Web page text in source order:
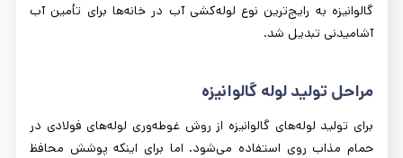
گالوانیزه به رایج‌ترین نوع لوله‌کشی آب در خانه‌ها برای تأمین آب
آشامیدنی تبدیل شد.
مراحل تولید لوله گالوانیزه
برای تولید لوله‌های گالوانیزه از روش غوطه‌وری لوله‌های فولادی در
حمام مذاب روی استفاده می‌شود. اما برای اینکه پوشش محافظ